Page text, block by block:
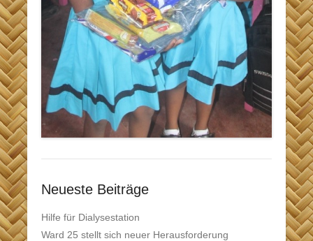
Neueste Beiträge
Hilfe für Dialysestation
Ward 25 stellt sich neuer Herausforderung